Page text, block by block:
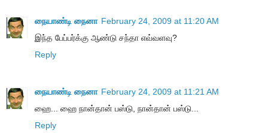
நையாண்டி நைனா February 24, 2009 at 11:20 AM
இந்த பேப்பர்க்கு ஆண்டு சந்தா எவ்வளவு?
Reply
நையாண்டி நைனா February 24, 2009 at 11:21 AM
ஹை... ஹை நான்தான் பஸ்டு, நான்தான் பஸ்டு...
Reply